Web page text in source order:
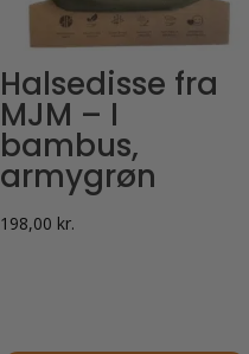
Halsedisse fra
MJM – I
bambus,
armygrøn
198,00 kr.